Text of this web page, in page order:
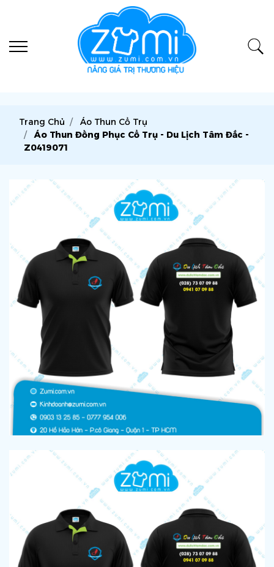
Trang Chủ
Áo Thun Cổ Trụ
Áo Thun Đồng Phục Cổ Trụ - Du Lịch Tâm Đắc -
Z0419071